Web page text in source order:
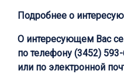
Подробнее о
О интересующем Вас
по телефону (3452)
или по электронной